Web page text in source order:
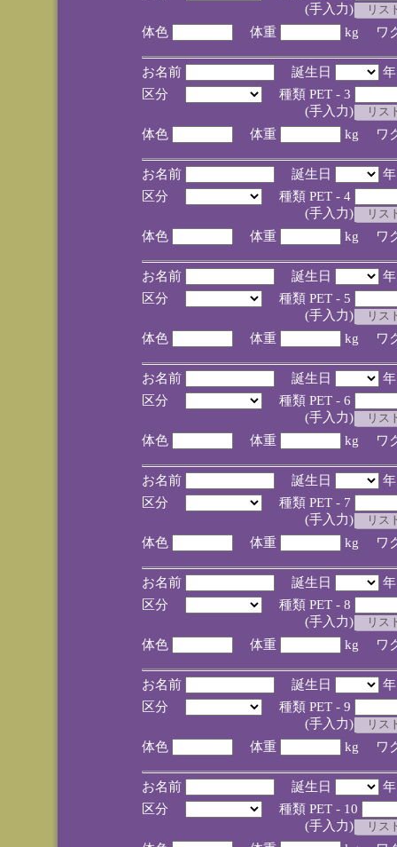
(手入力)
体色
体重 kg ワ
お名前 誕生日
区分
種類 PET - 3
(手入力)
体色
体重 kg ワ
お名前 誕生日
区分
種類 PET - 4
(手入力)
体色
体重 kg ワ
お名前 誕生日
区分
種類 PET - 5
(手入力)
体色
体重 kg ワ
お名前 誕生日
区分
種類 PET - 6
(手入力)
体色
体重 kg ワ
お名前 誕生日
区分
種類 PET - 7
(手入力)
体色
体重 kg ワ
お名前 誕生日
区分
種類 PET - 8
(手入力)
体色
体重 kg ワ
お名前 誕生日
区分
種類 PET - 9
(手入力)
体色
体重 kg ワ
お名前 誕生日
区分
種類 PET - 10
(手入力)